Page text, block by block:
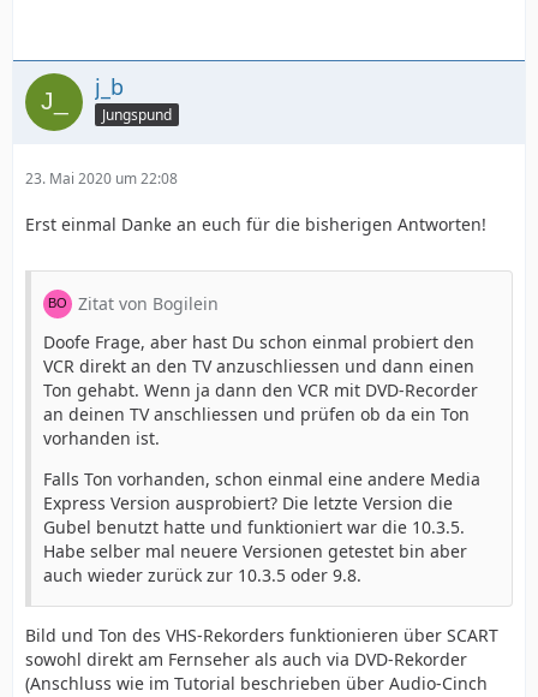
j_b
Jungspund
23. Mai 2020 um 22:08
Erst einmal Danke an euch für die bisherigen Antworten!
Zitat von Bogilein
Doofe Frage, aber hast Du schon einmal probiert den
VCR direkt an den TV anzuschliessen und dann einen
Ton gehabt. Wenn ja dann den VCR mit DVD-Recorder
an deinen TV anschliessen und prüfen ob da ein Ton
vorhanden ist.
Falls Ton vorhanden, schon einmal eine andere Media
Express Version ausprobiert? Die letzte Version die
Gubel benutzt hatte und funktioniert war die 10.3.5.
Habe selber mal neuere Versionen getestet bin aber
auch wieder zurück zur 10.3.5 oder 9.8.
Bild und Ton des VHS-Rekorders funktionieren über SCART
sowohl direkt am Fernseher als auch via DVD-Rekorder
(Anschluss wie im Tutorial beschrieben über Audio-Cinch